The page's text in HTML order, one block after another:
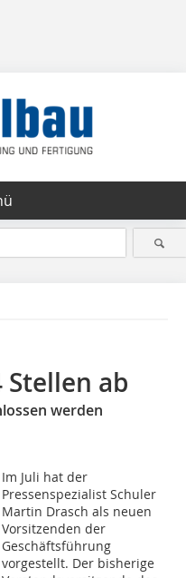
Stellen ab
werden
Im Juli hat der
Pressenspezialist Schuler
Martin Drasch als neuen
Vorsitzenden der
Geschäftsführung
vorgestellt. Der bisherige